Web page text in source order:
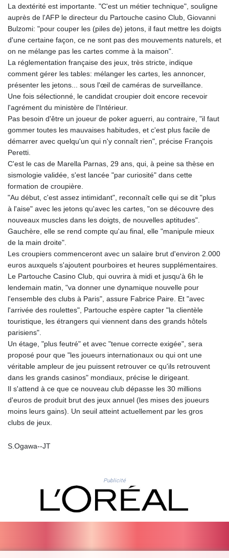
KWD 0.356874
KYD 0.960205
KZT 539.927945
LAK
26033.64904
LBP
103179.229954
LKR 387.028882
LRD 207.974585
LTL 3.402947
LVL 0.697118
LYD 7.344833
MDL 20.047704
MGA
MKD 61.427977
MMK
2419.54797
MNT
MOP 9.310037
MRU 46.191483
MUR 54.096679
MVR 17.805023
MWK
1997.873162
MXN 19.839187
MZN 73.654852
NAD 18.793287
NGN
1570.218621
NIO 42.399764
NOK 10.999988
NPR 175.441856
RON 5.256075
La dextérité est importante. "C'est un métier technique", souligne
auprès de l'AFP le directeur du Partouche casino Club, Giovanni
Bulzomi: "pour couper les (piles de) jetons, il faut mettre les doigts
d'une certaine façon, ce ne sont pas des mouvements naturels, et
on ne mélange pas les cartes comme à la maison".
La réglementation française des jeux, très stricte, indique
comment gérer les tables: mélanger les cartes, les annoncer,
présenter les jetons... sous l'œil de caméras de surveillance.
Une fois sélectionné, le candidat croupier doit encore recevoir
l'agrément du ministère de l'Intérieur.
Pas besoin d'être un joueur de poker aguerri, au contraire, "il faut
gommer toutes les mauvaises habitudes, et c'est plus facile de
démarrer avec quelqu'un qui n'y connaît rien", précise François
Peretti.
C'est le cas de Marella Parnas, 29 ans, qui, à peine sa thèse en
sismologie validée, s'est lancée "par curiosité" dans cette
formation de croupière.
"Au début, c'est assez intimidant", reconnaît celle qui se dit "plus
à l'aise" avec les jetons qu'avec les cartes, "on se découvre des
nouveaux muscles dans les doigts, de nouvelles aptitudes".
Gauchère, elle se rend compte qu'au final, elle "manipule mieux
de la main droite".
Les croupiers commenceront avec un salaire brut d'environ 2.000
euros auxquels s'ajoutent pourboires et heures supplémentaires.
Le Partouche Casino Club, qui ouvrira à midi et jusqu'à 6h le
lendemain matin, "va donner une dynamique nouvelle pour
l'ensemble des clubs à Paris", assure Fabrice Paire. Et "avec
l'arrivée des roulettes", Partouche espère capter "la clientèle
touristique, les étrangers qui viennent dans des grands hôtels
parisiens".
Un étage, "plus feutré" et avec "tenue correcte exigée", sera
proposé pour que "les joueurs internationaux ou qui ont une
véritable ampleur de jeu puissent retrouver ce qu'ils retrouvent
dans les grands casinos" mondiaux, précise le dirigeant.
Il s'attend à ce que ce nouveau club dépasse les 30 millions
d'euros de produit brut des jeux annuel (les mises des joueurs
moins leurs gains). Un seuil atteint actuellement par les gros
clubs de jeux.
S.Ogawa--JT
Publicité